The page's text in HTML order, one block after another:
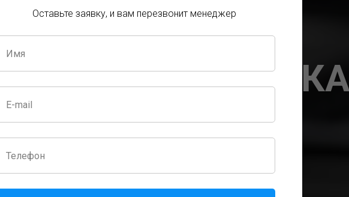
КУРС
14 занятий
Оставьте заявку, и вам перезвонит менеджер